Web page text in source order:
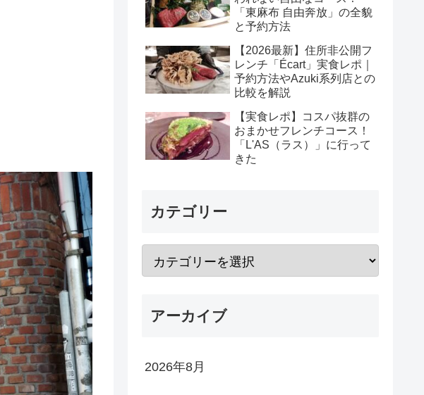
「東麻布 自由奔放」の全貌
と予約方法
【2026最新】住所非公開フ
レンチ「Écart」実食レポ｜
予約方法やAzuki系列店との
比較を解説
【実食レポ】コスパ抜群の
おまかせフレンチコース！
「L'AS（ラス）」に行って
きた
カテゴリー
アーカイブ
2026年8月